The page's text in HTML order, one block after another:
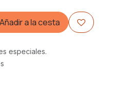
Añadir a la cesta
especiales.